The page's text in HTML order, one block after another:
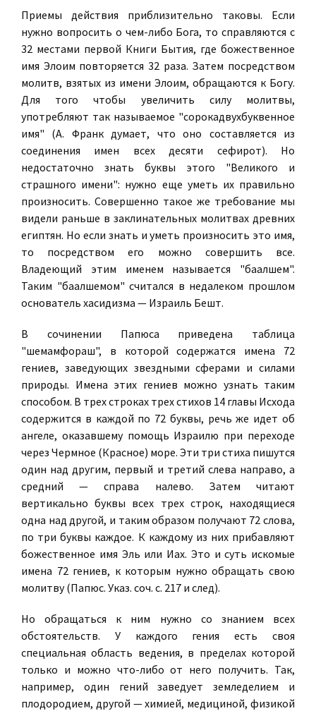
Приемы действия приблизительно таковы. Если
нужно вопросить о чем-либо Бога, то справляются с
32 местами первой Книги Бытия, где божественное
имя Элоим повторяется 32 раза. Затем посредством
молитв, взятых из имени Элоим, обращаются к Богу.
Для того чтобы увеличить силу молитвы,
употребляют так называемое "сорокадвухбуквенное
имя" (А. Франк думает, что оно составляется из
соединения имен всех десяти сефирот). Но
недостаточно знать буквы этого "Великого и
страшного имени": нужно еще уметь их правильно
произносить. Совершенно такое же требование мы
видели раньше в заклинательных молитвах древних
египтян. Но если знать и уметь произносить это имя,
то посредством его можно совершить все.
Владеющий этим именем называется "баалшем".
Таким "баалшемом" считался в недалеком прошлом
основатель хасидизма — Израиль Бешт.
В сочинении Папюса приведена таблица
"шемамфораш", в которой содержатся имена 72
гениев, заведующих звездными сферами и силами
природы. Имена этих гениев можно узнать таким
способом. В трех строках трех стихов 14 главы Исхода
содержится в каждой по 72 буквы, речь же идет об
ангеле, оказавшему помощь Израилю при переходе
через Чермное (Красное) море. Эти три стиха пишутся
один над другим, первый и третий слева направо, а
средний — справа налево. Затем читают
вертикально буквы всех трех строк, находящиеся
одна над другой, и таким образом получают 72 слова,
по три буквы каждое. К каждому из них прибавляют
божественное имя Эль или Иах. Это и суть искомые
имена 72 гениев, к которым нужно обращать свою
молитву (Папюс. Указ. соч. с. 217 и след).
Но обращаться к ним нужно со знанием всех
обстоятельств. У каждого гения есть своя
специальная область ведения, в пределах которой
только и можно что-либо от него получить. Так,
например, один гений заведует земледелием и
плодородием, другой — химией, медициной, физикой